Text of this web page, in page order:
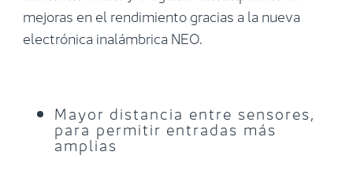
mejoras en el rendimiento gracias a la nueva
electrónica inalámbrica NEO.
Mayor distancia entre sensores,
para permitir entradas más
amplias